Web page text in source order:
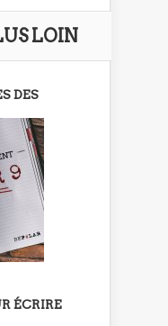
LOIN
DES
ÉCRIRE